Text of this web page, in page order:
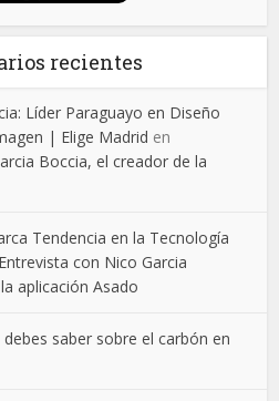
recientes
Líder Paraguayo en Diseño
| Elige Madrid en
Boccia, el creador de la
Tendencia en la Tecnología
Entrevista con Nico Garcia
aplicación Asado
saber sobre el carbón en